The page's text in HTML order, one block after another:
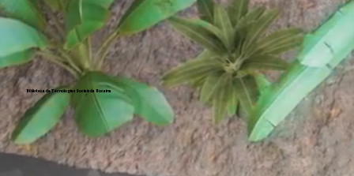
Biblioteca de Tecnologias Sociais da Bocaina